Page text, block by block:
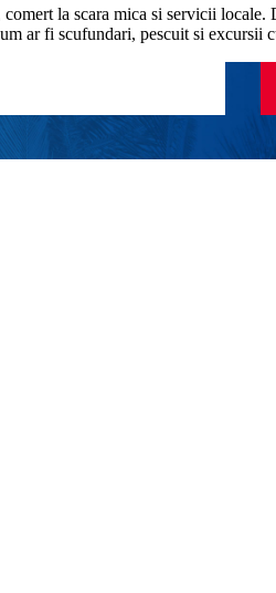
la scara mica si servicii locale.
ar fi scufundari, pescuit si excursii